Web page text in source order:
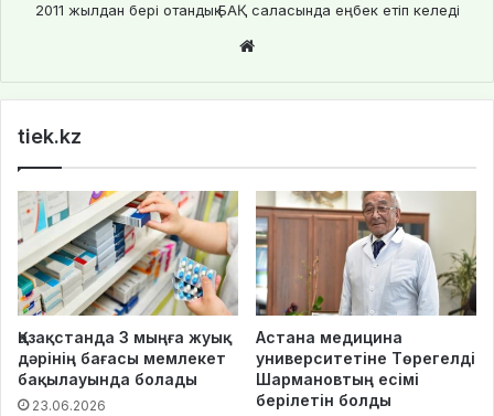
2011 жылдан бері отандық БАҚ саласында еңбек етіп келеді
te
tiek.kz
Қазақстанда 3 мыңға жуық
дәрінің бағасы мемлекет
бақылауында болады
23.06.2026
Астана медицина
университетіне Төрегелді
Шармановтың есімі
берілетін болды